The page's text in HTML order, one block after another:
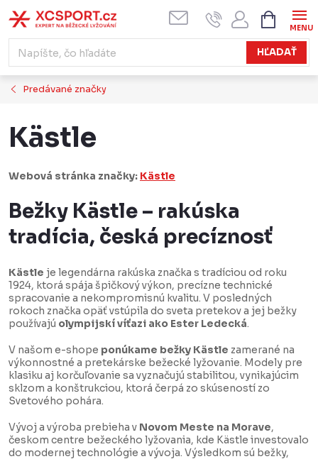
na
obsah
HĽADAŤ
KOŠÍK
Predávané značky
Kästle
Webová stránka značky: Kästle
Bežky Kästle – rakúska
tradícia, česká precíznosť
Kästle je legendárna rakúska značka s tradíciou od roku
1924, ktorá spája špičkový výkon, precízne technické
spracovanie a nekompromisnú kvalitu. V posledných
rokoch značka opäť vstúpila do sveta pretekov a jej bežky
používajú olympijskí víťazi ako Ester Ledecká.
V našom e-shope ponúkame bežky Kästle zamerané na
výkonnostné a pretekárske bežecké lyžovanie. Modely pre
klasiku aj korčuľovanie sa vyznačujú stabilitou, vynikajúcim
sklzom a konštrukciou, ktorá čerpá zo skúseností zo
Svetového pohára.
Vývoj a výroba prebieha v Novom Meste na Morave,
českom centre bežeckého lyžovania, kde Kästle investovalo
do modernej technológie a vývoja. Výsledkom sú bežky,